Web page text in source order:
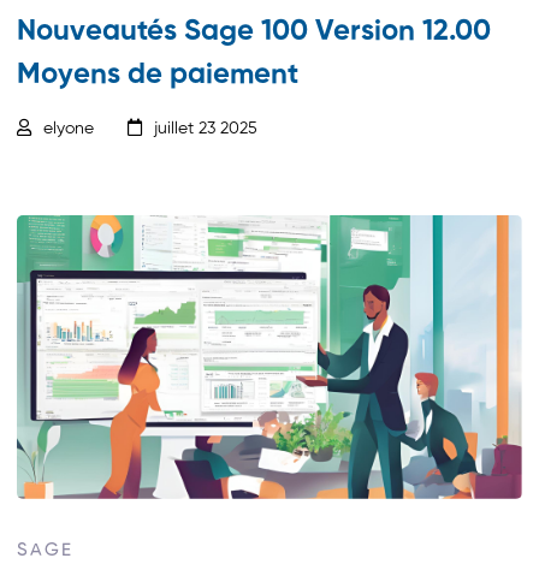
Nouveautés Sage 100 Version 12.00
Moyens de paiement
elyone juillet 23 2025
SAGE